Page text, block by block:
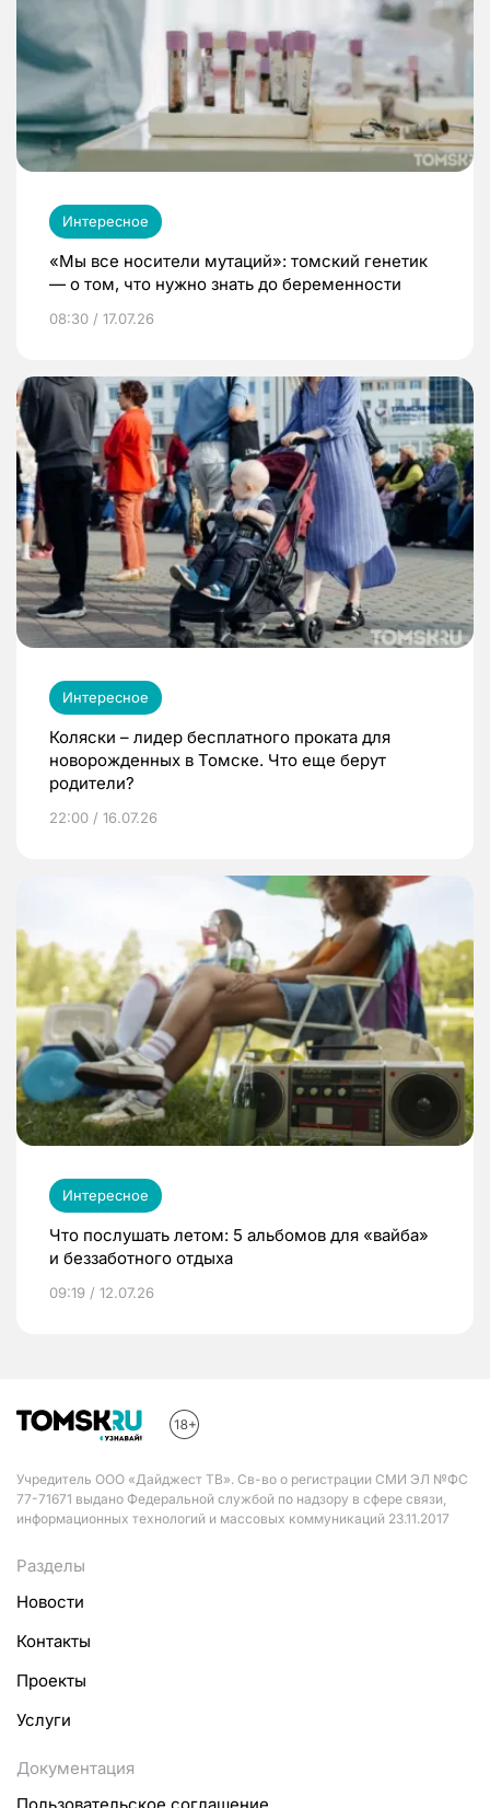
Интересное
«Мы все носители мутаций»: томский генетик
— о том, что нужно знать до беременности
08:30 / 17.07.26
Интересное
Коляски – лидер бесплатного проката для
новорожденных в Томске. Что еще берут
родители?
22:00 / 16.07.26
Интересное
Что послушать летом: 5 альбомов для «вайба»
и беззаботного отдыха
09:19 / 12.07.26
Учредитель ООО «Дайджест ТВ». Св-во о регистрации СМИ ЭЛ №ФС
77-71671 выдано Федеральной службой по надзору в сфере связи,
информационных технологий и массовых коммуникаций 23.11.2017
Разделы
Новости
Контакты
Проекты
Услуги
Документация